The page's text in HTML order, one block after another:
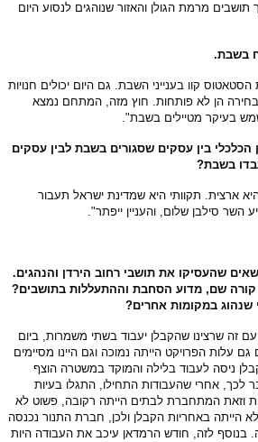
מרמת הגולן והאזור שנוהגים לנסוע היום
קוו בענייני השבת. גם היום יכולים חנויות
הן לא פותחות. חוץ מזה, המתחם נמצא
בעיקר מטיילים בשבת".
בין עסקים שסגורים בשבת לבין עסקים
בשבת?
תקוותי היא שמדינת ישראל תעבור
סילבן שלום, והעניין ייפתר".
שהעסיקו את תושבי רחוב הירדן והנהגים.
שם, מדוע הסחבת וההתעללות בתושבים?
במקומות אחרים?
שרצינו שהקבלן יעבוד בשתי משמרות, ביום
הפרויקט הייתה נמוכה וגם היינו מסיימים
ניסה לעבוד בלילה והמוקד במשטרה הוצף
אחרי שהעבודות התחילו, התגלו בעיות
המתחברת לבתים הייתה רקובה, פשוט לא
באחריות הקבלן ולכן, חברת התנור נכנסה
לזה, חודש הרמדאן עיכב את העבודה היות